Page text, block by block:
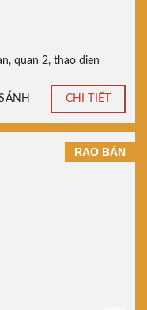
, quan 2, thao dien
CHI TIẾT
RAO BÁN